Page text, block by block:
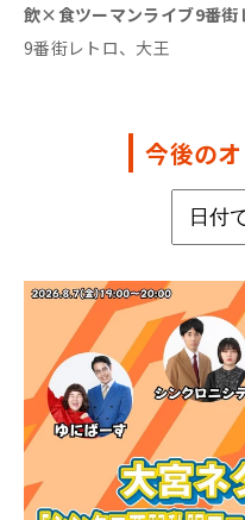
飲×食ツーマンライブ9番
9番街レトロ、大王
今後の